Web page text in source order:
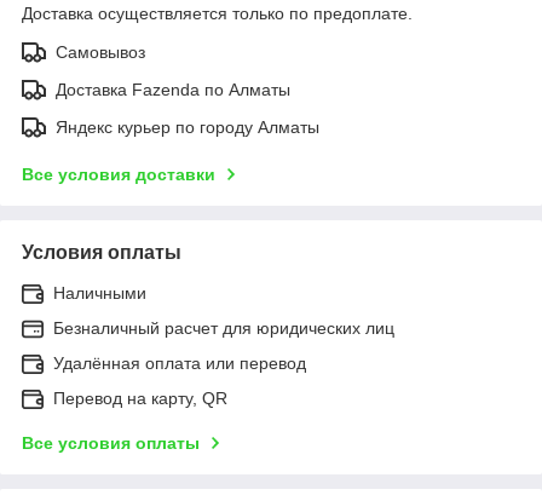
Доставка осуществляется только по предоплате.
Самовывоз
Доставка Fazenda по Алматы
Яндекс курьер по городу Алматы
Все условия доставки
Условия оплаты
Наличными
Безналичный расчет для юридических лиц
Удалённая оплата или перевод
Перевод на карту, QR
Все условия оплаты